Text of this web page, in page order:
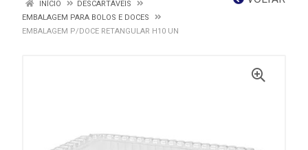
INÍCIO
DESCARTÁVEIS
EMBALAGEM PARA BOLOS E DOCES
EMBALAGEM P/DOCE RETANGULAR H10 UN